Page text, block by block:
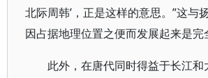
北际周韩’，正是这样的意思。”这与
因占据地理位置之便而发展起来是完
此外，在唐代同时得益于长江和